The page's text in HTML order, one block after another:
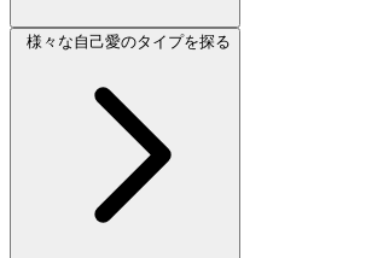
様々な自己愛のタイプを探る